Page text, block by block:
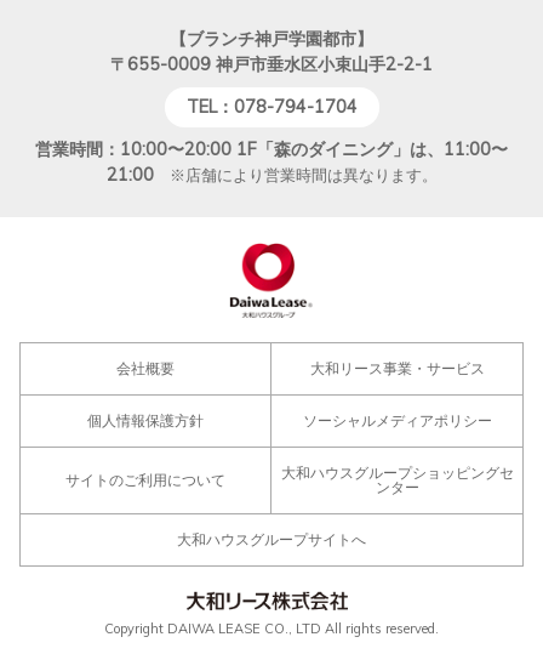
【ブランチ神戸学園都市】
〒655-0009 神戸市垂水区小束山手2-2-1
TEL：078-794-1704
営業時間：10:00〜20:00 1F「森のダイニング」は、11:00〜
21:00※店舗により営業時間は異なります。
会社概要 大和リース事業・サービス
個人情報保護方針 ソーシャルメディアポリシー
サイトのご利用について
大和ハウスグループショッピングセ
ンター
大和ハウスグループサイトへ
Copyright DAIWA LEASE CO., LTD All rights reserved.